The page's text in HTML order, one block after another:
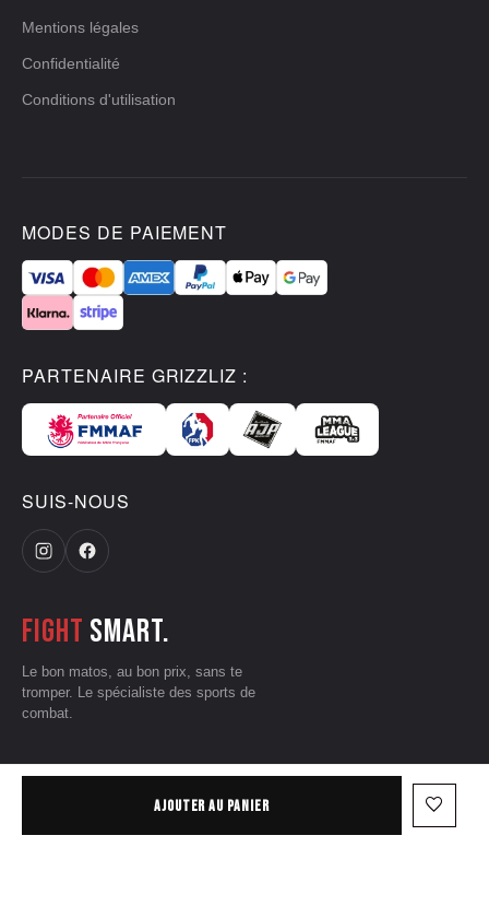
AJOUTER AU PANIER favorite_border
Mentions légales
Confidentialité
Conditions d'utilisation
MODES DE PAIEMENT
PARTENAIRE GRIZZLIZ :
SUIS-NOUS
Fight smart.
Le bon matos, au bon prix, sans te
tromper. Le spécialiste des sports de
combat.
Mentions légales•Données personnelles
Conditions d'utilisation